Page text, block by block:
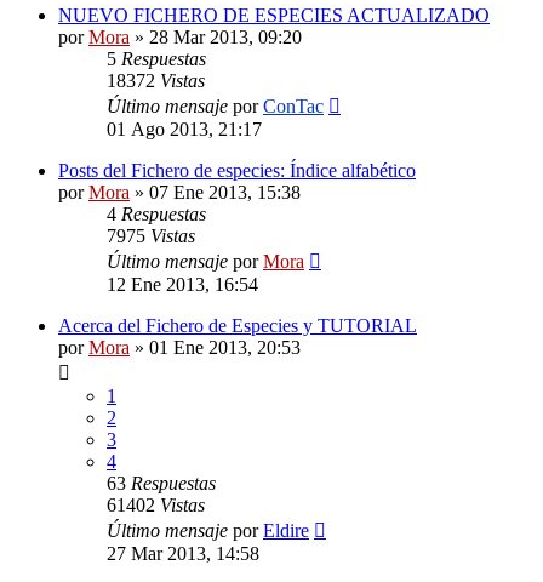
NUEVO FICHERO DE ESPECIES ACTUALIZADO
porMora » 28 Mar 2013, 09:20
5 Respuestas
18372 Vistas
Último mensaje porConTac
01 Ago 2013, 21:17
Posts del Fichero de especies: Índice alfabético
porMora » 07 Ene 2013, 15:38
4 Respuestas
7975 Vistas
Último mensaje porMora
12 Ene 2013, 16:54
Acerca del Fichero de Especies y TUTORIAL
porMora » 01 Ene 2013, 20:53
1
2
3
4
63 Respuestas
61402 Vistas
Último mensaje porEldire
27 Mar 2013, 14:58